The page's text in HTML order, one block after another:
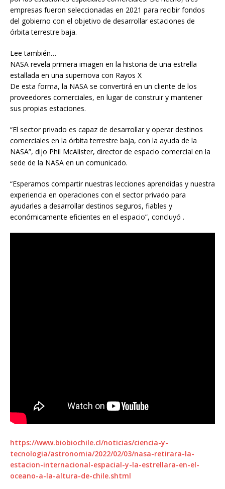
empresas fueron seleccionadas en 2021 para recibir fondos
del gobierno con el objetivo de desarrollar estaciones de
órbita terrestre baja.
Lee también…
NASA revela primera imagen en la historia de una estrella
estallada en una supernova con Rayos X
De esta forma, la NASA se convertirá en un cliente de los
proveedores comerciales, en lugar de construir y mantener
sus propias estaciones.
“El sector privado es capaz de desarrollar y operar destinos
comerciales en la órbita terrestre baja, con la ayuda de la
NASA”, dijo Phil McAlister, director de espacio comercial en la
sede de la NASA en un comunicado.
“Esperamos compartir nuestras lecciones aprendidas y nuestra
experiencia en operaciones con el sector privado para
ayudarles a desarrollar destinos seguros, fiables y
económicamente eficientes en el espacio”, concluyó .
https://www.biobiochile.cl/noticias/ciencia-y-
tecnologia/astronomia/2022/02/03/nasa-retirara-la-
estacion-internacional-espacial-y-la-estrellara-en-el-
oceano-a-la-altura-de-chile.shtml